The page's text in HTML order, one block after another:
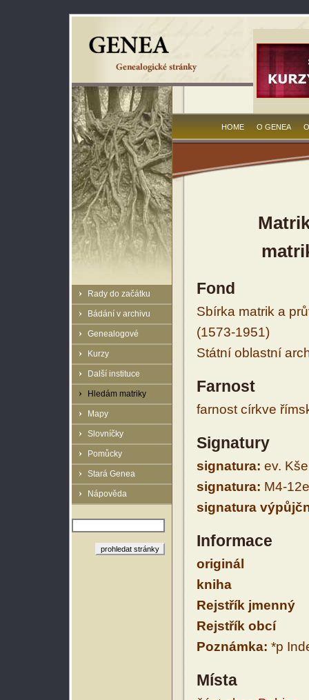
Rady do začátku
Bádání v archivu
Genealogové
Kurzy
Další instituce
Hledám matriky
Mapy
Slovníčky
Pomůcky
Stará Genea
Nápověda
HOME O GENEA
Fond
Sbírka matrik a
(1573-1951)
Státní oblastní
Farnost
farnost církve
Signatury
signatura: ev.
signatura: M4-
signatura
Informace
originál
kniha
Rejstřík jmenný
Rejstřík obcí
Poznámka: *p
Místa